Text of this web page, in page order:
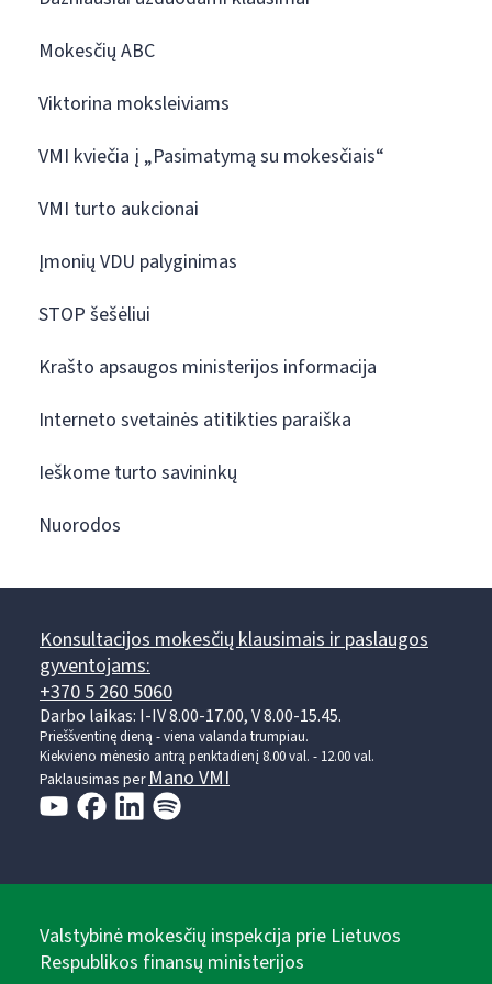
Mokesčių ABC
Viktorina moksleiviams
VMI kviečia į „Pasimatymą su mokesčiais“
VMI turto aukcionai
Įmonių VDU palyginimas
STOP šešėliui
Krašto apsaugos ministerijos informacija
Interneto svetainės atitikties paraiška
Ieškome turto savininkų
Nuorodos
Konsultacijos mokesčių klausimais ir paslaugos
gyventojams:
+370 5 260 5060
Darbo laikas: I-IV 8.00-17.00, V 8.00-15.45.
Prieššventinę dieną - viena valanda trumpiau.
Kiekvieno mėnesio antrą penktadienį 8.00 val. - 12.00 val.
Paklausimas perMano VMI
Valstybinė mokesčių inspekcija prie Lietuvos
Respublikos finansų ministerijos